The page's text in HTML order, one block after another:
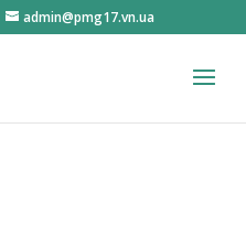
admin@pmg17.vn.ua